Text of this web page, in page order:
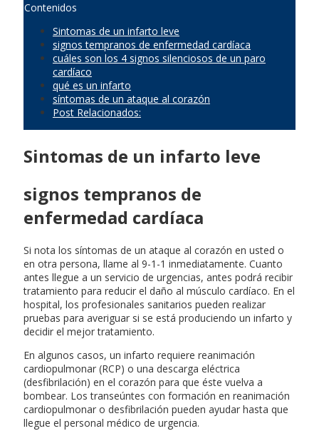
Contenidos
Sintomas de un infarto leve
signos tempranos de enfermedad cardíaca
cuáles son los 4 signos silenciosos de un paro
cardíaco
qué es un infarto
síntomas de un ataque al corazón
Post Relacionados:
Sintomas de un infarto leve
signos tempranos de
enfermedad cardíaca
Si nota los síntomas de un ataque al corazón en usted o
en otra persona, llame al 9-1-1 inmediatamente. Cuanto
antes llegue a un servicio de urgencias, antes podrá recibir
tratamiento para reducir el daño al músculo cardíaco. En el
hospital, los profesionales sanitarios pueden realizar
pruebas para averiguar si se está produciendo un infarto y
decidir el mejor tratamiento.
En algunos casos, un infarto requiere reanimación
cardiopulmonar (RCP) o una descarga eléctrica
(desfibrilación) en el corazón para que éste vuelva a
bombear. Los transeúntes con formación en reanimación
cardiopulmonar o desfibrilación pueden ayudar hasta que
llegue el personal médico de urgencia.